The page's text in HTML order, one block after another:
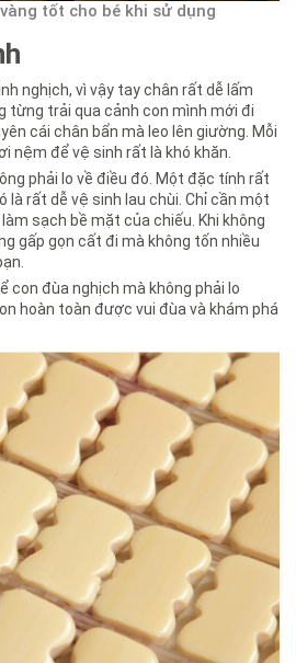
tốt cho bé khi sử dụng
nghịch, vì vậy tay chân rất dễ lấm
từng trải qua cảnh con mình mới đi
cái chân bẩn mà leo lên giường. Mỗi
nệm để vệ sinh rất là khó khăn.
phải lo về điều đó. Một đặc tính rất
là rất dễ vệ sinh lau chùi. Chỉ cần một
sạch bề mặt của chiếu. Khi không
gấp gọn cất đi mà không tốn nhiều
con đùa nghịch mà không phải lo
hoàn toàn được vui đùa và khám phá